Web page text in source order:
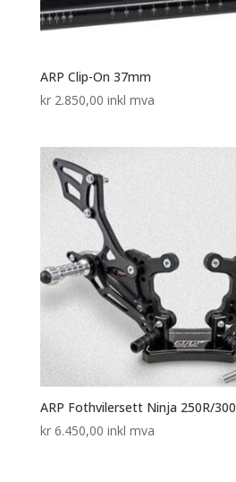
ARP Clip-On 37mm
kr2.850,00 inkl mva
ARP Fothvilersett Ninja 250R/300
kr6.450,00 inkl mva